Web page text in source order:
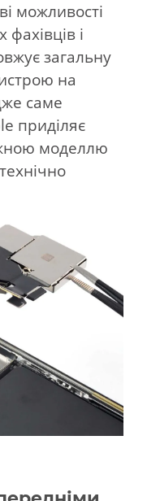
можливості
і
загальну
на
саме
приділяє
моделлю